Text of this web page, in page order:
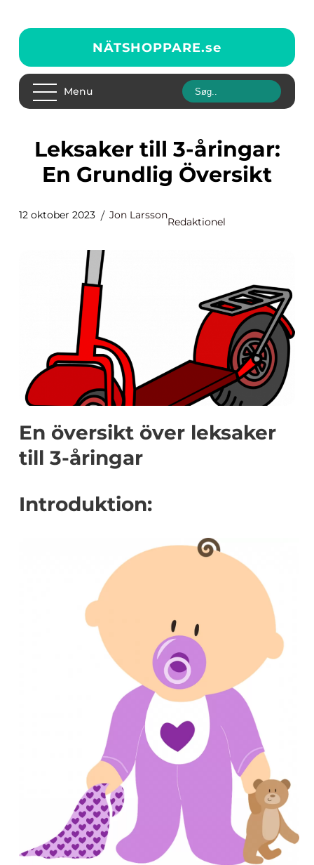
NÄTSHOPPARE.se
Menu
Leksaker till 3-åringar:
En Grundlig Översikt
12 oktober 2023 Jon Larsson
Redaktionel
En översikt över leksaker
till 3-åringar
Introduktion: